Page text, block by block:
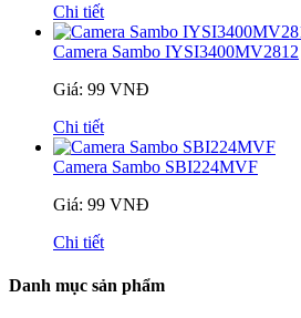
Chi tiết
Camera Sambo IYSI3400MV2812
Giá: 99 VNĐ
Chi tiết
Camera Sambo SBI224MVF
Giá: 99 VNĐ
Chi tiết
Danh mục sản phẩm